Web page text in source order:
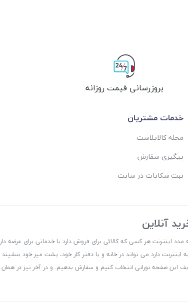
بروزرسانی قیمت روزانه
خدمات مشتریان
مجله کالاپلاست
پیگیری سفارش
ثبت شکایات در سایت
آنلاین
مدد اینترنت هر کسی که کالائی برای فروش دارد یا خدماتی برای عرضه
دارد می تواند در خانه و یا دفتر کار خود، پشت میز خود
این صفحه نورانی انتخاب کنیم و سفارش بدهیم. و در آخر نیز در همان